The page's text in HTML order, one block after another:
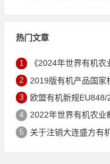
热门文章
1 《2024年世界有机农业概况与
2 2019版有机产品国
3 欧盟有机新规
4 2022年世界有机农业概况与趋
5 关于注销大连盛方有机